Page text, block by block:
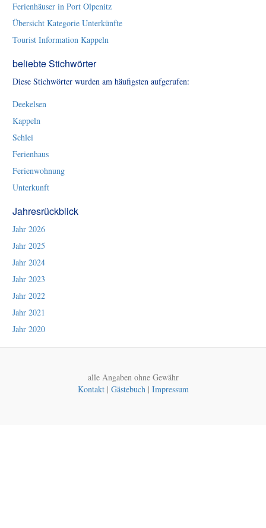
Ferienhäuser in Port Olpenitz
Übersicht Kategorie Unterkünfte
Tourist Information Kappeln
beliebte Stichwörter
Diese Stichwörter wurden am häufigsten aufgerufen:
Deekelsen
Kappeln
Schlei
Ferienhaus
Ferienwohnung
Unterkunft
Jahresrückblick
Jahr 2026
Jahr 2025
Jahr 2024
Jahr 2023
Jahr 2022
Jahr 2021
Jahr 2020
alle Angaben ohne Gewähr
Kontakt| Gästebuch| Impressum